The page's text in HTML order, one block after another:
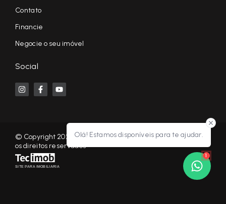
Olá! Estamos disponíveis para te ajudar.
1
Contato
Financie
Negocie o seu imóvel
Social
© Copyright 2026 - KF NEGÓCIOS IMOBILIÁRIOS RP - Todos
os direitos reservados
SITE PARA IMOBILIARIA